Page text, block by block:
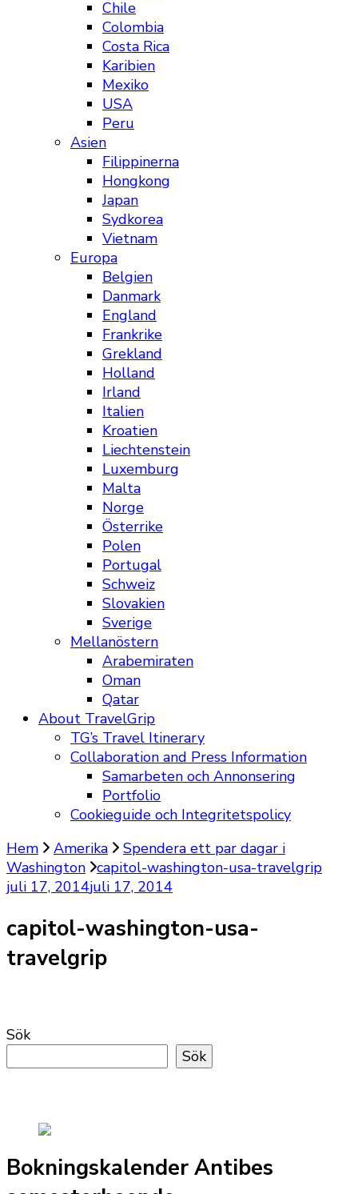
Chile
Colombia
Costa Rica
Karibien
Mexiko
USA
Peru
Asien
Filippinerna
Hongkong
Japan
Sydkorea
Vietnam
Europa
Belgien
Danmark
England
Frankrike
Grekland
Holland
Irland
Italien
Kroatien
Liechtenstein
Luxemburg
Malta
Norge
Österrike
Polen
Portugal
Schweiz
Slovakien
Sverige
Mellanöstern
Arabemiraten
Oman
Qatar
About TravelGrip
TG’s Travel Itinerary
Collaboration and Press Information
Samarbeten och Annonsering
Portfolio
Cookieguide och Integritetspolicy
Hem
Amerika
Spendera ett par dagar i
Washington capitol-washington-usa-travelgrip
juli 17, 2014juli 17, 2014
capitol-washington-usa-
travelgrip
Sök
Sök
Bokningskalender Antibes